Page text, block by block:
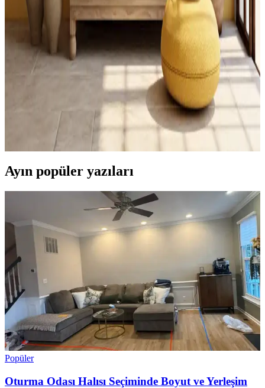
Küçük boşlukların dekorasyonunda ışık durumu, depolama
çözümleri ve kişisel kullanım alanları ön planda. Bitkiler, çok amaçlı
mobilyalar ve özel tasarımlarla alanlar fonksiyonel ve estetik hale
getirilebilir.
Ahşap Kirişli Evlerde Sage Green ve Bronz
Kulplarla Modern Dekorasyon Seçenekleri
Ahşap kirişler ve beyaz tezgahların bulunduğu evlerde sage green
dolaplar ve bronz kulplar, estetik ve fonksiyonel bir dekorasyon
sunar. Aydınlatma, depolama ve aksesuar seçimleriyle mekanın
atmosferi tamamlanır.
Ayın popüler yazıları
Popüler
Oturma Odası Halısı Seçiminde Boyut ve Yerleşim